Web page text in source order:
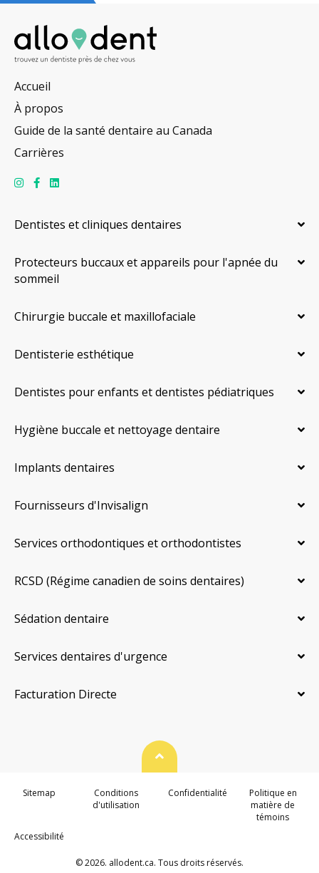
Accueil
À propos
Guide de la santé dentaire au Canada
Carrières
Dentistes et cliniques dentaires
Protecteurs buccaux et appareils pour l'apnée du
sommeil
Chirurgie buccale et maxillofaciale
Dentisterie esthétique
Dentistes pour enfants et dentistes pédiatriques
Hygiène buccale et nettoyage dentaire
Implants dentaires
Fournisseurs d'Invisalign
Services orthodontiques et orthodontistes
RCSD (Régime canadien de soins dentaires)
Sédation dentaire
Services dentaires d'urgence
Facturation Directe
© 2026. allodent.ca. Tous droits réservés.
Haut de page
Sitemap
Conditions
d'utilisation
Confidentialité
Politique en
matière de
témoins
Accessibilité